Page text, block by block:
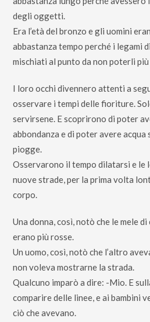
degli oggetti.
Era l’età del bronzo e gli uomini
abbastanza tempo perché i legami
mischiati al punto da non poterli
I loro occhi divennero attenti a
osservare i tempi delle fioriture.
servirsene. E scoprirono di poter
abbondanza e di poter avere
piogge.
Osservarono il tempo dilatarsi e le
nuove strade, per la prima volta
corpo.
Una donna, così, notò che le mele
erano più rosse.
Un uomo, così, notò che l’altro
non voleva mostrarne la strada.
Qualcuno imparò a dire: -Mio. E
comparire delle linee, e ai bambini
ciò che avevano.